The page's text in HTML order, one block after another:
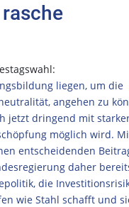
liegen, um die
angehen zu
jetzt dringend mit
möglich wird.
entscheidenden
daher
die
wie Stahl schafft und